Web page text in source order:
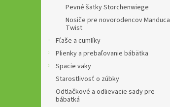
Pevné šatky Storchenwiege
Nosiče pre novorodencov Manduca
Twist
Fľaše a cumlíky
Plienky a prebaľovanie bábätka
Spacie vaky
Starostlivosť o zúbky
Odtlačkové a odlievacie sady pre
bábätká